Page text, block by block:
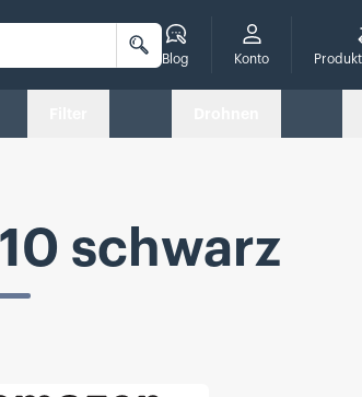
Suche
Blog Konto
schwarz